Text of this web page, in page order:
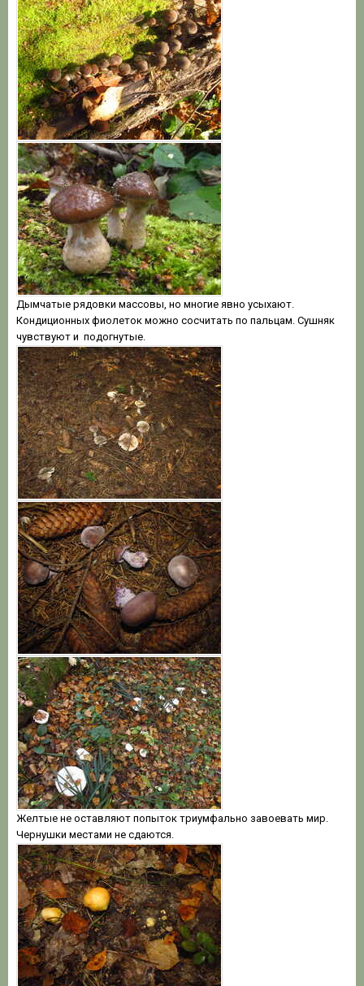
Дымчатые рядовки массовы, но многие явно усыхают.
Кондиционных фиолеток можно сосчитать по пальцам. Сушняк
чувствуют и подогнутые.
Желтые не оставляют попыток триумфально завоевать мир.
Чернушки местами не сдаются.